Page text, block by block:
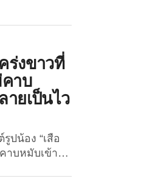
ล่า” ซึ่งดู
กคนกันอยู่ไม่
ๆ มาส่องภาพ
16 ภาพเจ้า
ยคุณช่างภาพ
เคา
นคน ซึ่งงาน
นสัตว์หลาย ๆ
รัก ๆ เก็บไว้
ะที่เขาชื่น
ถ่ายคุณเขา
ร่งขาวที่
าบ
ยเป็นไว
ปน้อง “เสือ
าบหมับเข้าให้